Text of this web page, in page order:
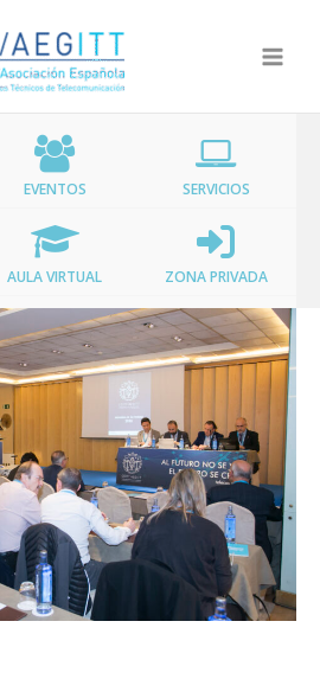
EVENTOS SERVICIOS
AULA VIRTUAL ZONA PRIVADA